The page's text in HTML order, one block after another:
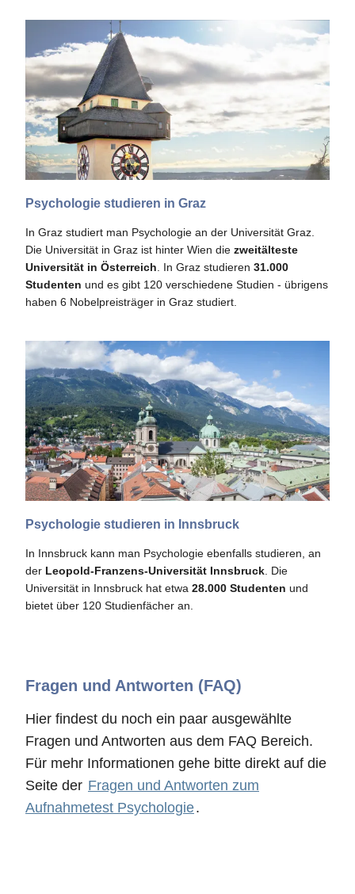
Psychologie studieren in Graz
In Graz studiert man Psychologie an der Universität Graz.
Die Universität in Graz ist hinter Wien die zweitälteste
Universität in Österreich . In Graz studieren 31.000
Studenten und es gibt 120 verschiedene Studien - übrigens
haben 6 Nobelpreisträger in Graz studiert.
Psychologie studieren in Innsbruck
In Innsbruck kann man Psychologie ebenfalls studieren, an
der Leopold-Franzens-Universität Innsbruck . Die
Universität in Innsbruck hat etwa 28.000 Studenten und
bietet über 120 Studienfächer an.
Fragen und Antworten (FAQ)
Hier findest du noch ein paar ausgewählte
Fragen und Antworten aus dem FAQ Bereich.
Für mehr Informationen gehe bitte direkt auf die
Seite der Fragen und Antworten zum
Aufnahmetest Psychologie.